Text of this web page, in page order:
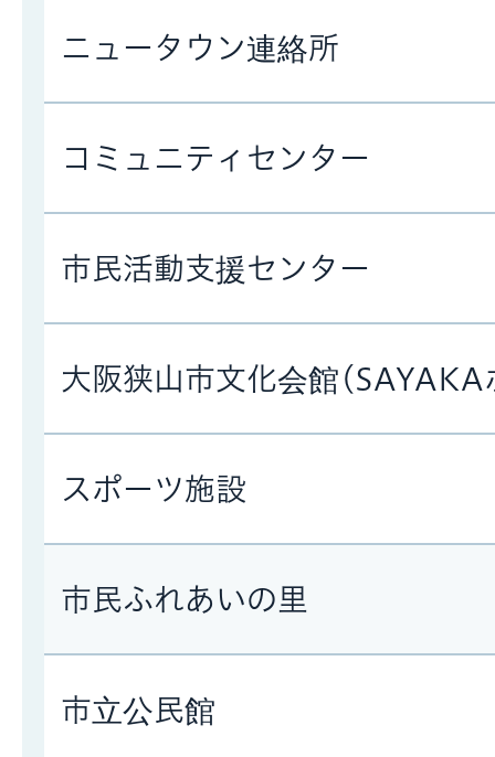
ニュータウン連絡所
コミュニティセンター
市民活動支援センター
大阪狭山市文化会館(SAYAKA
スポーツ施設
市民ふれあいの里
市立公民館